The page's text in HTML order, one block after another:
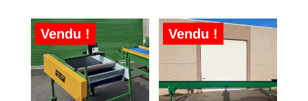
Vendu ! Vendu !